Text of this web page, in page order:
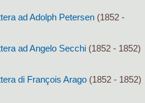
ad Adolph Petersen (1852 -
ad Angelo Secchi (1852 - 1852)
di François Arago (1852 - 1852)